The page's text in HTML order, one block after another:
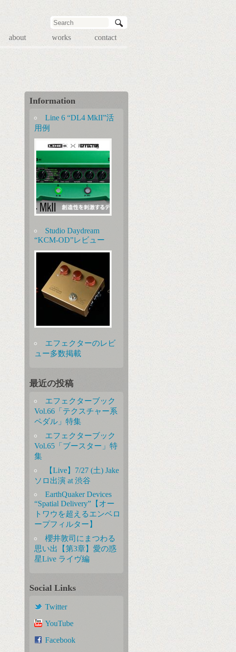
about works contact
Information
Line 6 “DL4 MkII”活
用例
Studio Daydream
“KCM-OD”レビュー
エフェクターのレビ
ュー多数掲載
最近の投稿
エフェクターブック
Vol.66「テクスチャー系
ペダル」特集
エフェクターブック
Vol.65「ブースター」特
集
【Live】7/27 (土) Jake
ソロ出演 at 渋谷
EarthQuaker Devices
“Spatial Delivery”【オー
トワウを超えるエンベロ
ープフィルター】
櫻井敦司にまつわる
思い出【第3章】愛の惑
星Live ライヴ編
Social Links
Twitter
YouTube
Facebook